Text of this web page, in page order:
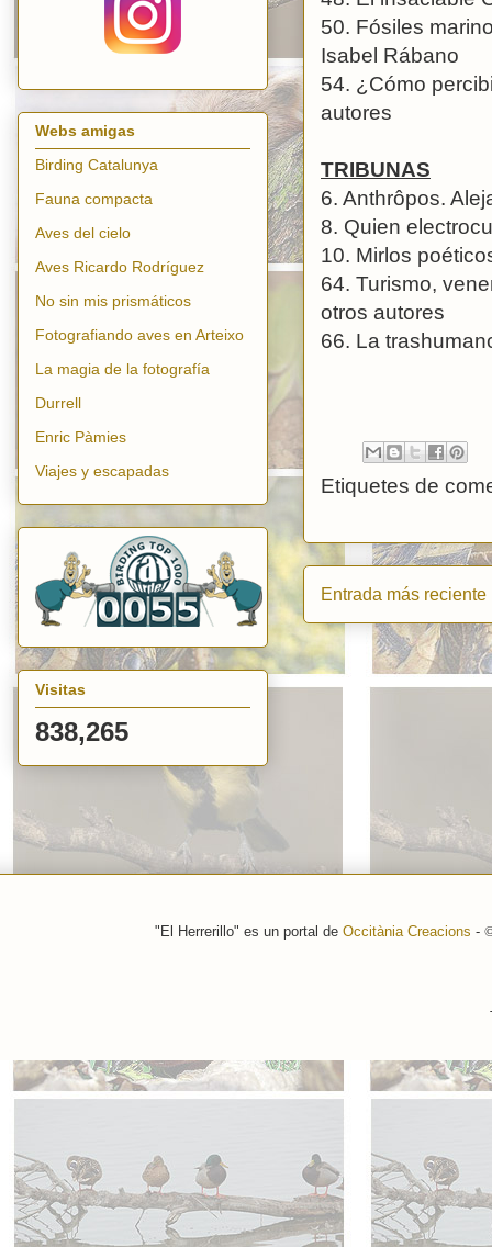
50. Fósiles
Isabel Rábano
54. ¿Cómo
autores
TRIBUNAS
6. Anthrôpos.
8. Quien
10. Mirlos
64. Turismo,
otros autores
66. La
Etiquetes de
Entrada más reciente
Webs amigas
Birding Catalunya
Fauna compacta
Aves del cielo
Aves Ricardo Rodríguez
No sin mis prismáticos
Fotografiando aves en Arteixo
La magia de la fotografía
Durrell
Enric Pàmies
Viajes y escapadas
Visitas
838,265
"El Herrerillo" es un portal de Occitània Creacions -